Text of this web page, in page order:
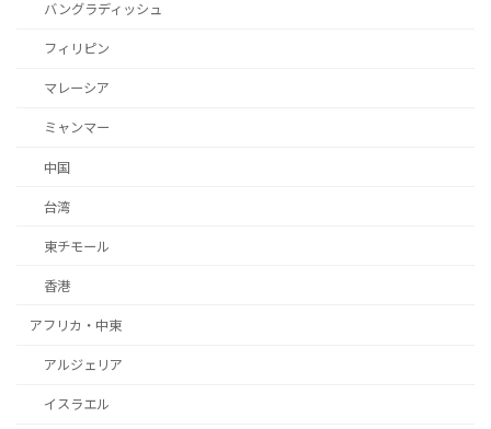
バングラディッシュ
フィリピン
マレーシア
ミャンマー
中国
台湾
東チモール
香港
アフリカ・中東
アルジェリア
イスラエル